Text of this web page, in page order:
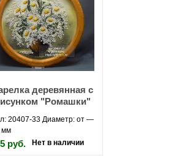
деревянная с
"Ромашки"
20407-33 Диаметр: от —
мм
руб. Нет в наличии